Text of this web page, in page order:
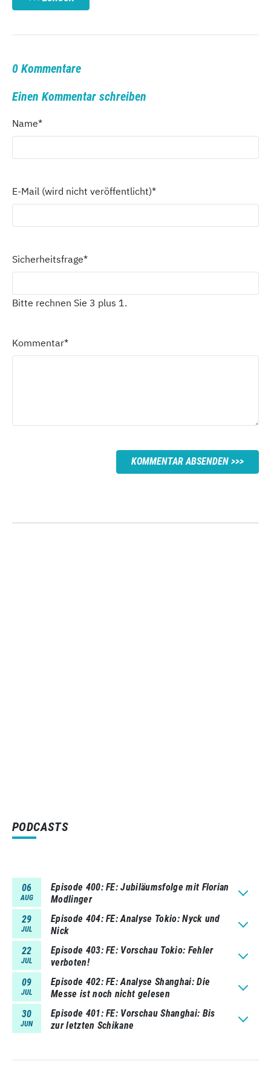
0 Kommentare
Einen Kommentar schreiben
Name*
E-Mail (wird nicht veröffentlicht)*
Sicherheitsfrage*
Bitte rechnen Sie 3 plus 1.
Kommentar*
KOMMENTAR ABSENDEN
PODCASTS
06
AUG
Episode 400 FE: Jubiläumsfolge mit Florian
Modlinger
29
JUL
Episode 404 FE: Analyse Tokio: Nyck und
Nick
22
JUL
Episode 403 FE: Vorschau Tokio: Fehler
verboten!
09
JUL
Episode 402 FE: Analyse Shanghai: Die
Messe ist noch nicht gelesen
30
JUN
Episode 401 FE: Vorschau Shanghai: Bis
zur letzten Schikane